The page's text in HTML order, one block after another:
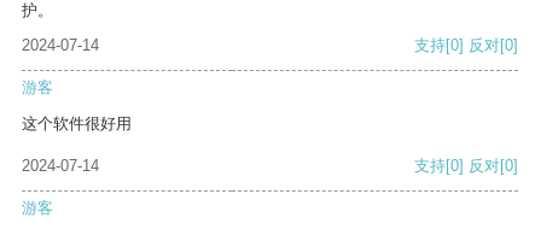
护。
2024-07-14
支持[0] 反对[0]
游客
这个软件很好用
2024-07-14 支持[0] 反对[0]
游客